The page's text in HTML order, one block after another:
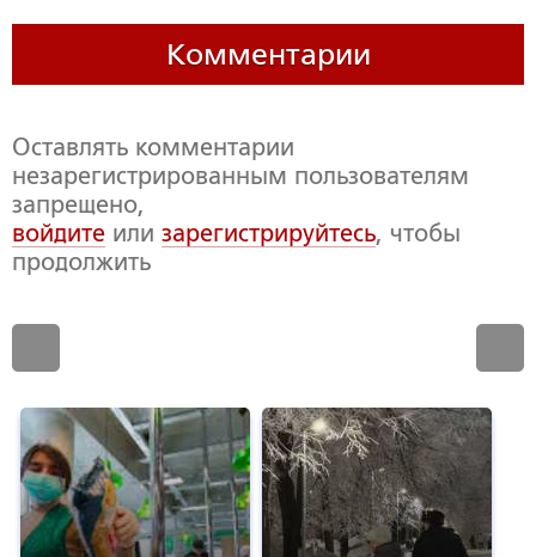
Комментарии
Оставлять комментарии
незарегистрированным пользователям
запрещено,
войдите или зарегистрируйтесь, чтобы
продолжить